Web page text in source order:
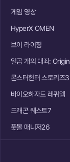
게임 영상
HyperX OMEN
브이 라이징
일곱 개의 대죄: Origin
몬스터헌터 스토리즈3
바이오하자드 레퀴엠
드래곤 퀘스트7
풋볼 매니저26